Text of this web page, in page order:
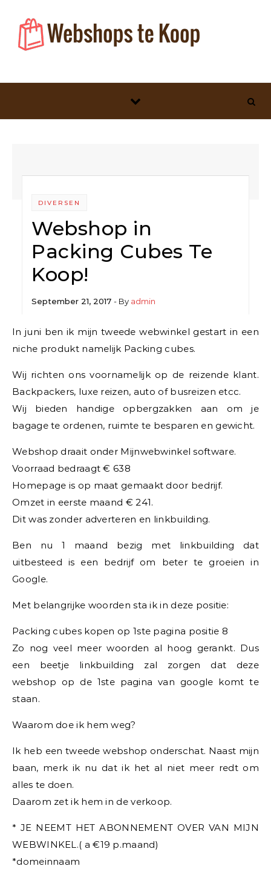
DIVERSEN
Webshop in
Packing Cubes Te
Koop!
September 21, 2017 - By admin
In juni ben ik mijn tweede webwinkel gestart in een
niche produkt namelijk Packing cubes.
Wij richten ons voornamelijk op de reizende klant.
Backpackers, luxe reizen, auto of busreizen etcc.
Wij bieden handige opbergzakken aan om je
bagage te ordenen, ruimte te besparen en gewicht.
Webshop draait onder Mijnwebwinkel software.
Voorraad bedraagt € 638
Homepage is op maat gemaakt door bedrijf.
Omzet in eerste maand € 241.
Dit was zonder adverteren en linkbuilding.
Ben nu 1 maand bezig met linkbuilding dat
uitbesteed is een bedrijf om beter te groeien in
Google.
Met belangrijke woorden sta ik in deze positie:
Packing cubes kopen op 1ste pagina positie 8
Zo nog veel meer woorden al hoog gerankt. Dus
een beetje linkbuilding zal zorgen dat deze
webshop op de 1ste pagina van google komt te
staan.
Waarom doe ik hem weg?
Ik heb een tweede webshop onderschat. Naast mijn
baan, merk ik nu dat ik het al niet meer redt om
alles te doen.
Daarom zet ik hem in de verkoop.
* JE NEEMT HET ABONNEMENT OVER VAN MIJN
WEBWINKEL.( a €19 p.maand)
*domeinnaam